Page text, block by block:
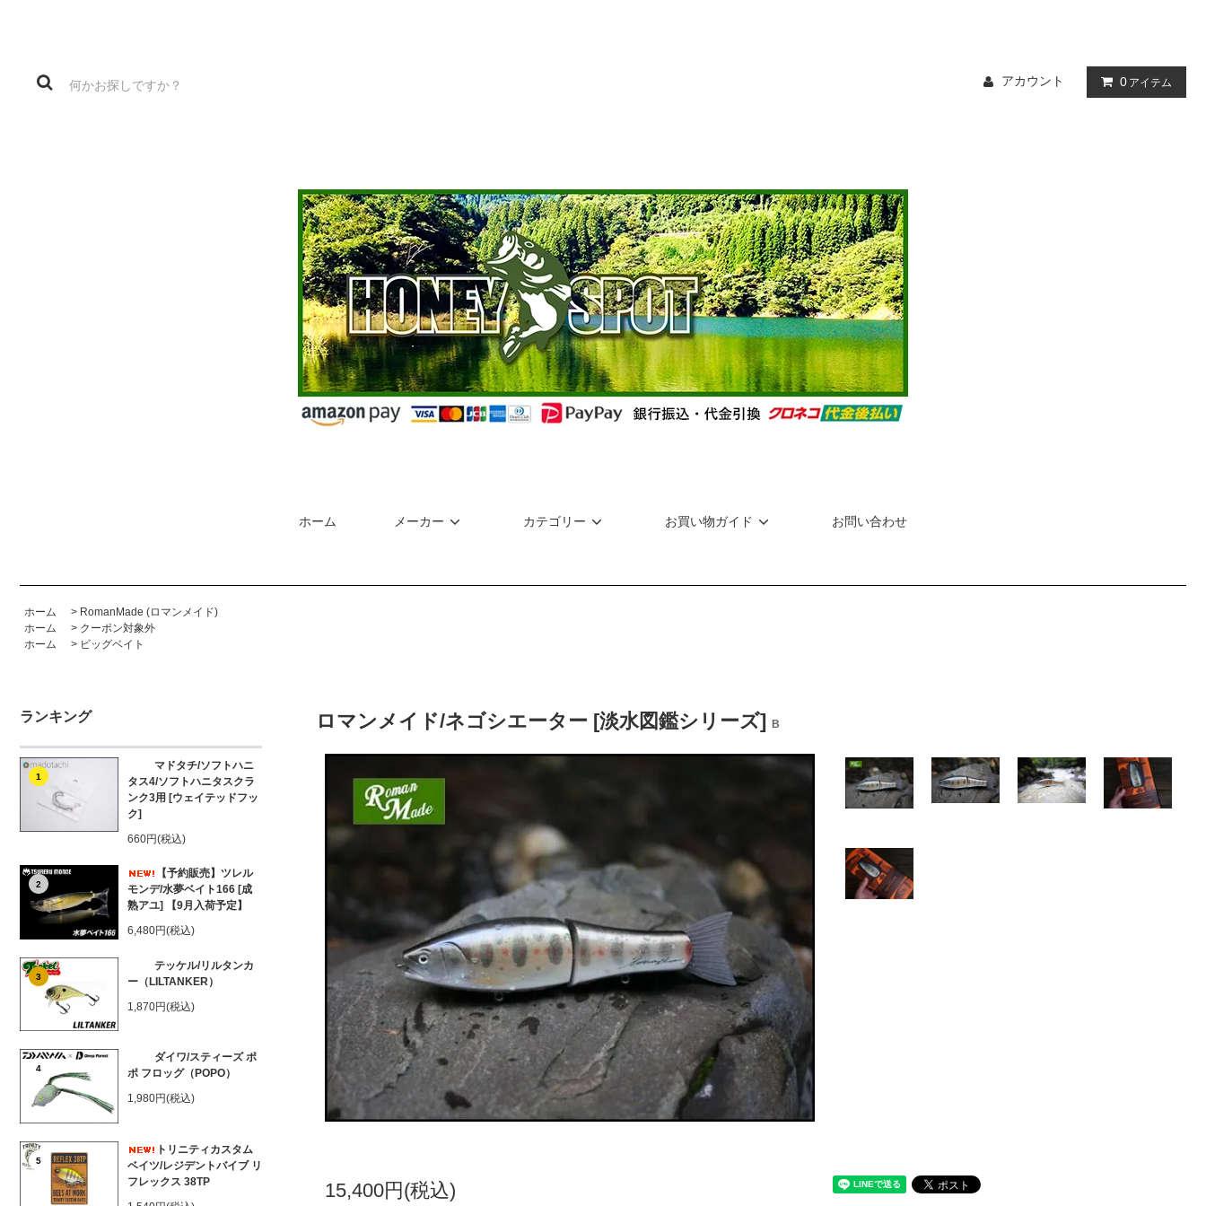
アカウント 0 アイテム
ホーム メーカー カテゴリー お買い物ガイド お問い合わせ
ホーム > RomanMade (ロマンメイド)
ホーム
> クーポン対象外
ホーム
> ビッグベイト
ランキング
1
マドタチ/ソフトハニ
タス4/ソフトハニタスクラ
ンク3用 [ウェイテッドフッ
ク]
660円(税込)
2
【予約販売】ツレル
モンデ/水夢ベイト166 [成
熟アユ] 【9月入荷予定】
6,480円(税込)
3
テッケル/リルタンカ
ー（LILTANKER）
1,870円(税込)
4
ダイワ/スティーズ ポ
ポ フロッグ（POPO）
1,980円(税込)
5
トリニティカスタム
ベイツ/レジデントバイブ リ
フレックス 38TP
ロマンメイド/ネゴシエーター [淡水図鑑シリーズ] B
15,400円(税込)